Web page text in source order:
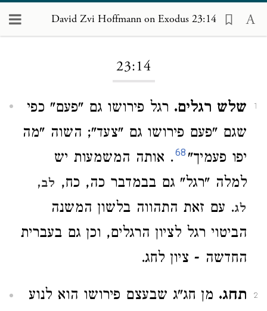
David Zvi Hoffmann on Exodus 23:14
23:14
1 שלש רגלים. רגל פירושו גם "פעם" כפי
שגם "פעם פירושו גם "צעד"; השוה "מה
יפו פעמיך" 68. אותה המשמעות יש
למלה "רגל" גם בבמדבר כה, כח, לב,
לג. עם זאת התהווה בלשון המשנה
הביטוי רגל לציון הרגלים, וכן גם בעברית
החדשה - ציון לחג.
2 תחג. מן חג"ג שבעצם פירושו הוא לנוע